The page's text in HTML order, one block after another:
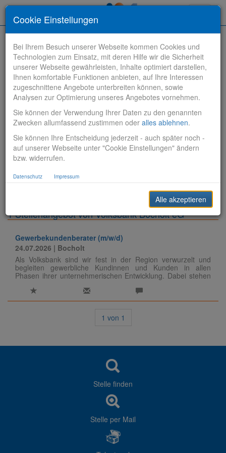
Stelle finden
Vertriebsbank
Produktionsbank
Sonstiges
1 Stellenangebot von Volksbank Bocholt eG
Gewerbekundenberater (m/w/d)
24.07.2026 | Bocholt
Als Volksbank sind wir fest in der Region verwurzelt und
begleiten gewerbliche Kundinnen und Kunden in allen
Phasen ihrer unternehmerischen Entwicklung. Dabei stehen
Lösungen im Mittelpunkt.
1 von 1
Stelle finden
Stelle per Mail
Cookie Einstellungen
Bei Ihrem Besuch unserer Webseite kommen Cookies und
Technologien zum Einsatz, mit deren Hilfe wir die Sicherheit
unserer Webseite gewährleisten, Inhalte optimiert darstellen,
Ihnen komfortable Funktionen anbieten, auf Ihre Interessen
zugeschnittene Angebote unterbreiten können, sowie
Analysen zur Optimierung unseres Angebotes vornehmen.
Sie können der Verwendung Ihrer Daten zu den genannten
Zwecken allumfassend zustimmen oder alles ablehnen.
Sie können Ihre Entscheidung jederzeit - auch später noch -
auf unserer Webseite unter "Cookie Einstellungen" ändern
bzw. widerrufen.
Datenschutz Impressum
Alle akzeptieren